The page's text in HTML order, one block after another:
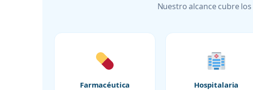
Nuestro alcance cubre
Farmacéutica Hospitalaria